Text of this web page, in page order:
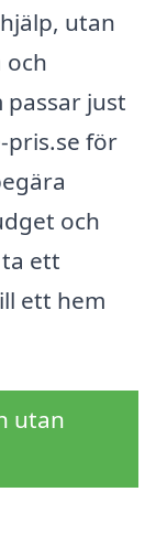
utan
och
just
pris.se för
och
ett
ett hem
utan